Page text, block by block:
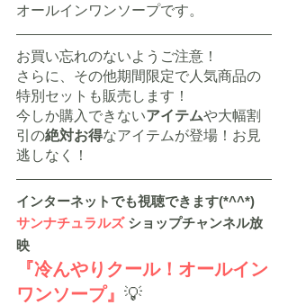
オールインワンソープです。
お買い忘れのないようご注意！
さらに、その他期間限定で人気商品の
特別セットも販売します！
今しか購入できないアイテムや大幅割
引の絶対お得なアイテムが登場！お見
逃しなく！
インターネットでも視聴できます(*^^*)
サンナチュラルズ ショップチャンネル放
映
『冷んやりクール！オールイン
ワンソープ』 💡